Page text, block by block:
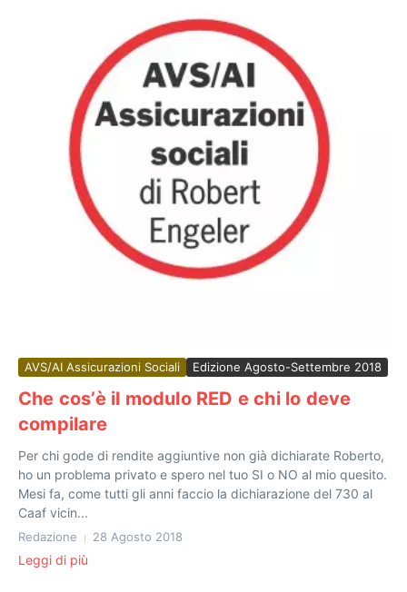
AVS/AI Assicurazioni Sociali Edizione Agosto-Settembre 2018
Che cos’è il modulo RED e chi lo deve
compilare
Per chi gode di rendite aggiuntive non già dichiarate Roberto,
ho un problema privato e spero nel tuo SI o NO al mio quesito.
Mesi fa, come tutti gli anni faccio la dichiarazione del 730 al
Caaf vicin...
Redazione 28 Agosto 2018
Leggi di più